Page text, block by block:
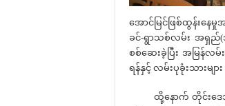
အောင်မြင်ဖြစ်ထွန်းန
ခင်-ရွာသစ်လမ်း အရှည်(
စစ်ဆေးခဲ့ပြီး အမြန်
ရန်နှင့် လမ်းပုခုံးသားမျ
ထို့နောက် တိုင်းဒေသက